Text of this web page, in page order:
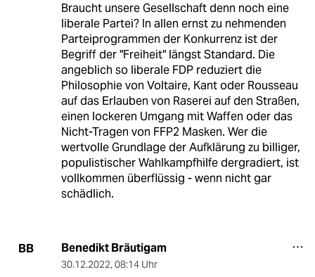
Braucht unsere Gesellschaft denn noch eine
liberale Partei? In allen ernst zu nehmenden
Parteiprogrammen der Konkurrenz ist der
Begriff der "Freiheit" längst Standard. Die
angeblich so liberale FDP reduziert die
Philosophie von Voltaire, Kant oder Rousseau
auf das Erlauben von Raserei auf den Straßen,
einen lockeren Umgang mit Waffen oder das
Nicht-Tragen von FFP2 Masken. Wer die
wertvolle Grundlage der Aufklärung zu billiger,
populistischer Wahlkampfhilfe dergradiert, ist
vollkommen überflüssig - wenn nicht gar
schädlich.
BB Benedikt Bräutigam
30.12.2022, 08:14 Uhr